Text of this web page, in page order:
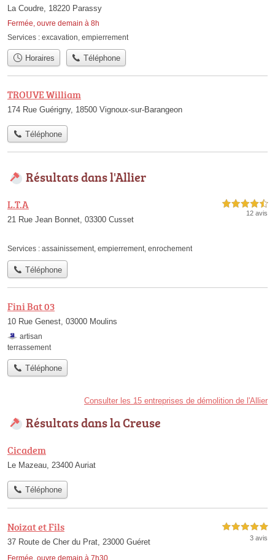
La Coudre, 18220 Parassy
Fermée, ouvre demain à 8h
Services : excavation empierrement
Horaires Téléphone
TROUVE William
174 Rue Guérigny, 18500 Vignoux-sur-Barangeon
Téléphone
Résultats dans l'Allier
L.T.A
21 Rue Jean Bonnet, 03300 Cusset
4,5 étoiles sur 5
12 avis
Services : assainissement, empierrement, enrochement
Téléphone
Fini Bat 03
10 Rue Genest, 03000 Moulins
artisan
terrassement
Téléphone
Consulter les 15 entreprises de démolition de l'Allier
Résultats dans la Creuse
Cicadem
Le Mazeau, 23400 Auriat
Téléphone
Noizat et Fils
37 Route de Cher du Prat, 23000 Guéret
Fermée, ouvre demain à 7h30
5,0 étoiles sur 5
3 avis